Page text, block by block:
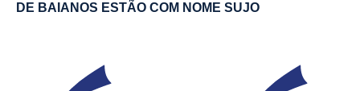
DE BAIANOS ESTÃO COM NOME SUJO